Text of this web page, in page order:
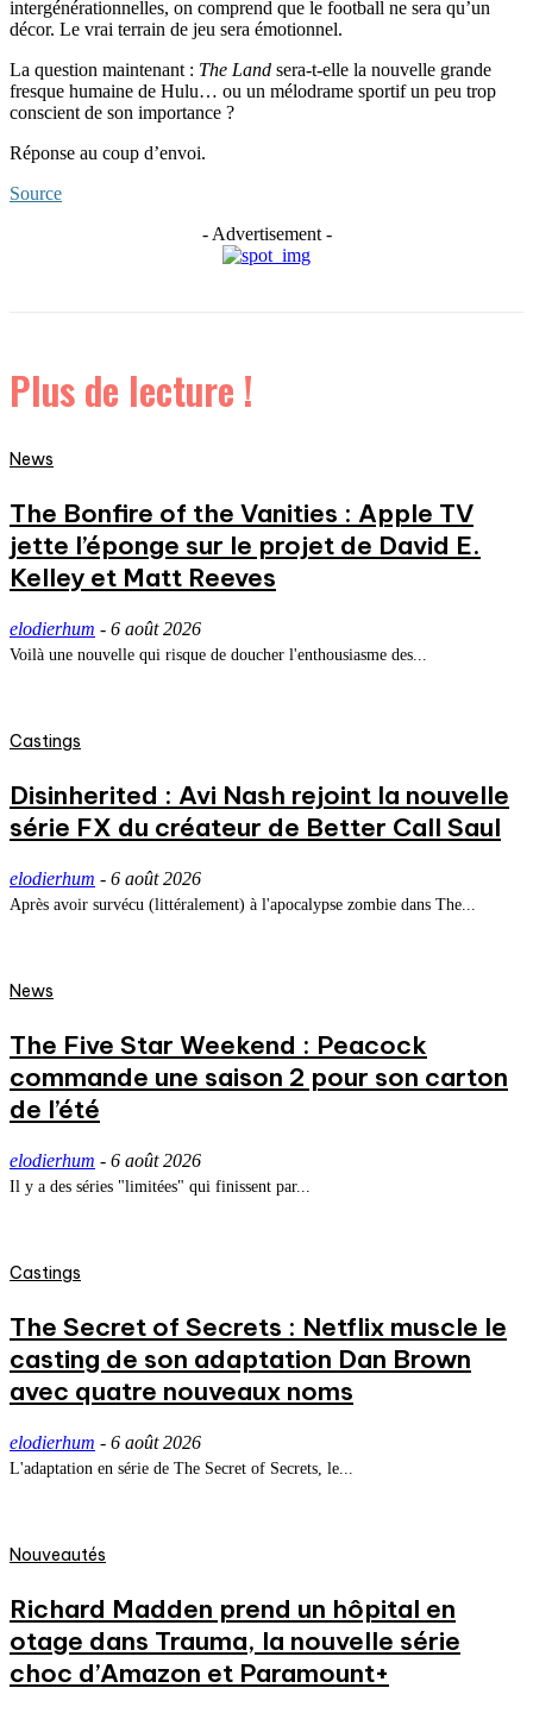
intergénérationnelles, on comprend que le football ne sera qu’un
décor. Le vrai terrain de jeu sera émotionnel.
La question maintenant : The Land sera-t-elle la nouvelle grande
fresque humaine de Hulu… ou un mélodrame sportif un peu trop
conscient de son importance ?
Réponse au coup d’envoi.
Source
- Advertisement -
Plus de lecture !
News
The Bonfire of the Vanities : Apple TV
jette l’éponge sur le projet de David E.
Kelley et Matt Reeves
elodierhum - 6 août 2026
Voilà une nouvelle qui risque de doucher l'enthousiasme des...
Castings
Disinherited : Avi Nash rejoint la nouvelle
série FX du créateur de Better Call Saul
elodierhum - 6 août 2026
Après avoir survécu (littéralement) à l'apocalypse zombie dans The...
News
The Five Star Weekend : Peacock
commande une saison 2 pour son carton
de l’été
elodierhum - 6 août 2026
Il y a des séries "limitées" qui finissent par...
Castings
The Secret of Secrets : Netflix muscle le
casting de son adaptation Dan Brown
avec quatre nouveaux noms
elodierhum - 6 août 2026
L'adaptation en série de The Secret of Secrets, le...
Nouveautés
Richard Madden prend un hôpital en
otage dans Trauma, la nouvelle série
choc d’Amazon et Paramount+